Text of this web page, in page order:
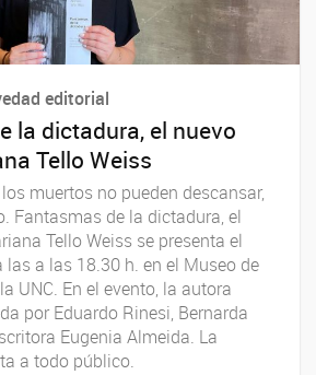
editorial
la dictadura, el nuevo
Tello Weiss
muertos no pueden descansar,
Fantasmas de la dictadura, el
Tello Weiss se presenta el
las a las 18.30 h. en el Museo de
UNC. En el evento, la autora
por Eduardo Rinesi, Bernarda
Eugenia Almeida. La
a todo público.